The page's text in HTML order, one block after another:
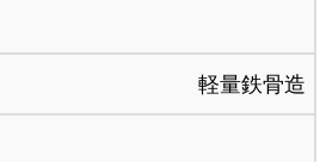
軽量鉄骨造